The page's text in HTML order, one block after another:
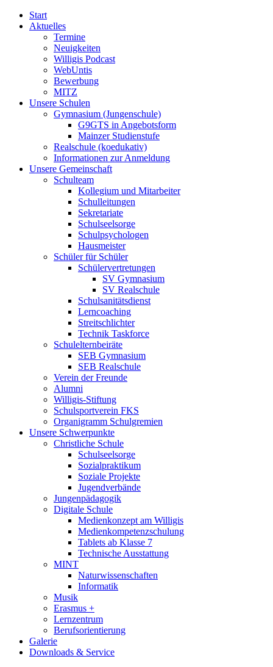
Start
Aktuelles
Termine
Neuigkeiten
Willigis Podcast
WebUntis
Bewerbung
MITZ
Unsere Schulen
Gymnasium (Jungenschule)
G9GTS in Angebotsform
Mainzer Studienstufe
Realschule (koedukativ)
Informationen zur Anmeldung
Unsere Gemeinschaft
Schulteam
Kollegium und Mitarbeiter
Schulleitungen
Sekretariate
Schulseelsorge
Schulpsychologen
Hausmeister
Schüler für Schüler
Schülervertretungen
SV Gymnasium
SV Realschule
Schulsanitätsdienst
Lerncoaching
Streitschlichter
Technik Taskforce
Schulelternbeiräte
SEB Gymnasium
SEB Realschule
Verein der Freunde
Alumni
Willigis-Stiftung
Schulsportverein FKS
Organigramm Schulgremien
Unsere Schwerpunkte
Christliche Schule
Schulseelsorge
Sozialpraktikum
Soziale Projekte
Jugendverbände
Jungenpädagogik
Digitale Schule
Medienkonzept am Willigis
Medienkompetenzschulung
Tablets ab Klasse 7
Technische Ausstattung
MINT
Naturwissenschaften
Informatik
Musik
Erasmus +
Lernzentrum
Berufsorientierung
Galerie
Downloads & Service